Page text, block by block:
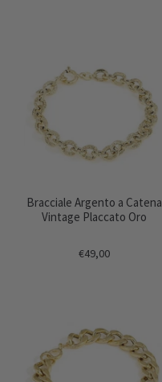
Bracciale Argento a Catena
Vintage Placcato Oro
€49,00